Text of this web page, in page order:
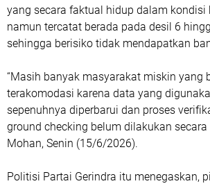
yang secara faktual hidup dalam kondisi
namun tercatat berada pada desil 6
sehingga berisiko tidak mendapatkan
“Masih banyak masyarakat miskin yang
terakomodasi karena data yang
sepenuhnya diperbarui dan proses
ground checking belum dilakukan secara
Mohan, Senin (15/6/2026).
Politisi Partai Gerindra itu menegaskan,